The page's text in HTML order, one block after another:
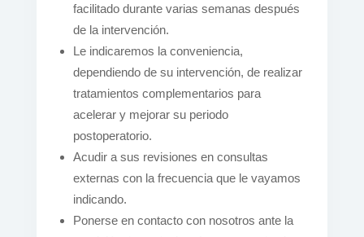
facilitado durante varias semanas después
de la intervención.
Le indicaremos la conveniencia,
dependiendo de su intervención, de realizar
tratamientos complementarios para
acelerar y mejorar su periodo
postoperatorio.
Acudir a sus revisiones en consultas
externas con la frecuencia que le vayamos
indicando.
Ponerse en contacto con nosotros ante la